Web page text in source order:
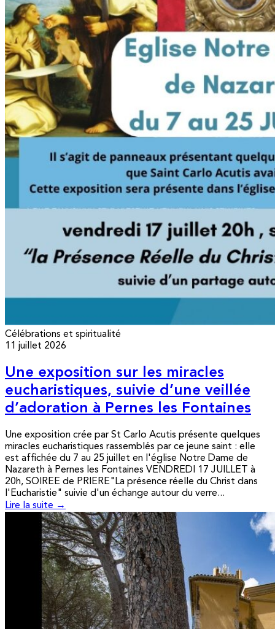
Célébrations et spiritualité
11 juillet 2026
Une exposition sur les miracles
eucharistiques, suivie d’une veillée
d’adoration à Pernes les Fontaines
Une exposition crée par St Carlo Acutis présente quelques
miracles eucharistiques rassemblés par ce jeune saint : elle
est affichée du 7 au 25 juillet en l'église Notre Dame de
Nazareth à Pernes les Fontaines VENDREDI 17 JUILLET à
20h, SOIREE de PRIERE"La présence réelle du Christ dans
l'Eucharistie" suivie d'un échange autour du verre...
Lire la suite →